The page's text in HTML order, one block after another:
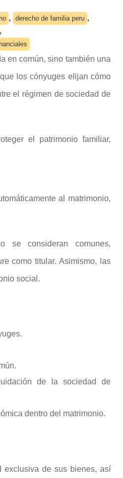
, derecho de familia peru ,
,
en común, sino también una
los cónyuges elijan cómo
el régimen de sociedad de
el patrimonio familiar,
al matrimonio,
se consideran comunes,
como titular. Asimismo, las
social.
de la sociedad de
dentro del matrimonio.
exclusiva de sus bienes, así